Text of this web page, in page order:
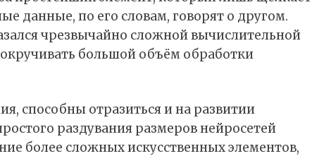
данные, по его словам, говорят о другом.
чрезвычайно сложной вычислительной
большой объём обработки
способны отразиться и на развитии
раздувания размеров нейросетей
более сложных искусственных элементов,